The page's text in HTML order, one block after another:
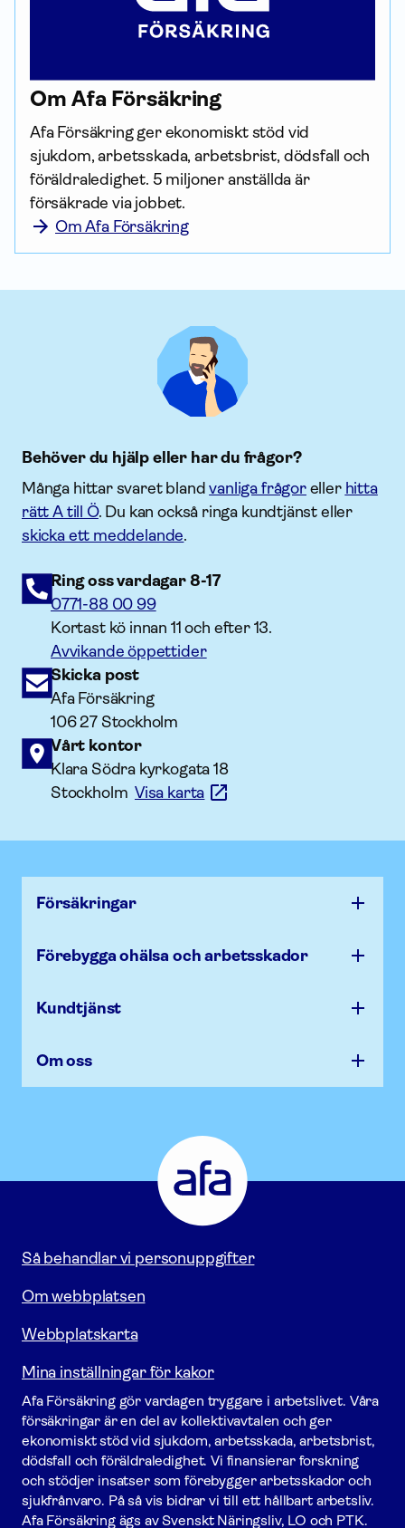
Om Afa För­säkring
Afa För­säkring ger ekonomiskt stöd vid
sjukdom, arbetsskada, arbetsbrist, dödsfall och
föräldraledighet. 5 miljoner anställda är
försäkrade via jobbet.
Om Afa Försäkring
Behöver du hjälp eller har du frågor?
Många hittar svaret blandvanliga frågoreller hitta
rätt A till Ö. Du kan också ringa kundtjänst eller
skicka ett meddelande.
Ring oss vardagar 8-17
0771-88 00 99
Kortast kö innan 11 och efter 13.
Avvikande öppettider
Skicka post
Afa Försäkring
106 27 Stockholm
Vårt kontor
Klara Södra kyrkogata 18
StockholmVisa karta
Försäk­ringar
Förebygga ohälsa och arbets­skador
Kundtjänst
Om oss
Försäkring
Gå
till
startsidan
Så behandlar vi personuppgifter
Om webbplatsen
Webbplatskarta
Mina inställningar för kakor
Afa För­säkring gör vardagen tryggare i arbetslivet. Våra
försäk­ringar är en del av kollektivavtalen och ger
ekonomiskt stöd vid sjukdom, arbetsskada, arbetsbrist,
dödsfall och föräldraledighet. Vi finansierar forskning
och stödjer insatser som förebygger arbets­skador och
sjukfrånvaro. På så vis bidrar vi till ett hållbart arbetsliv.
Afa För­säkring ägs av Svenskt Näringsliv, LO och PTK.